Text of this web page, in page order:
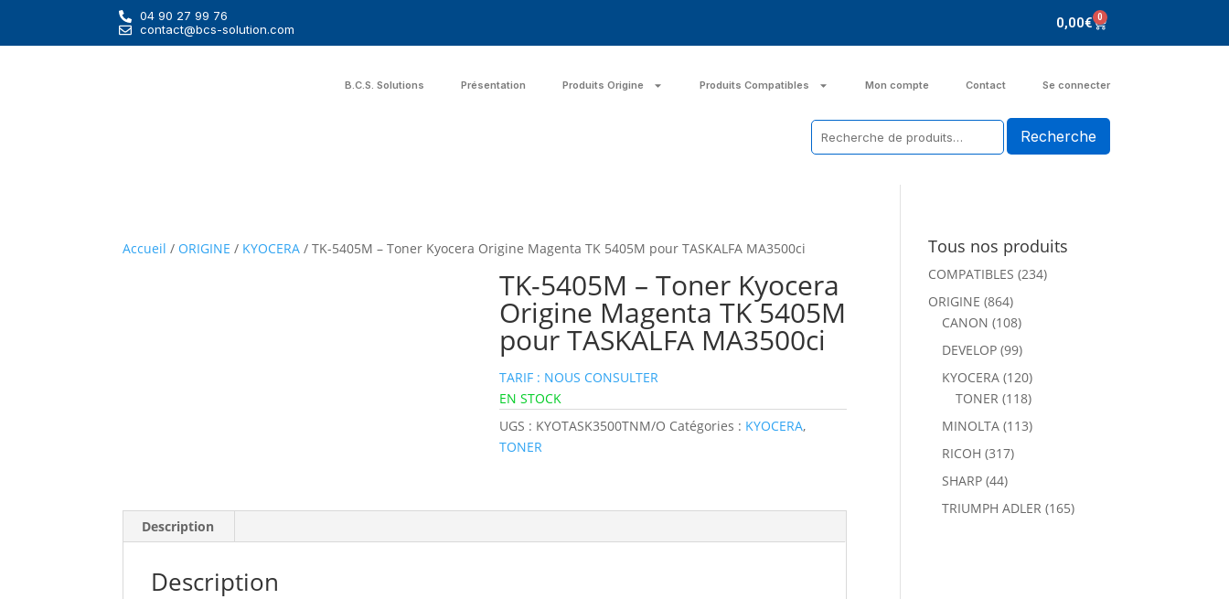
04 90 27 99 76
contact@bcs-solution.com
0,00€ 0
B.C.S. Solutions Présentation Produits Origine Produits Compatibles Mon compte Contact Se connecter
Accueil / ORIGINE / KYOCERA / TK-5405M – Toner Kyocera Origine Magenta TK 5405M pour TASKALFA MA3500ci
TK-5405M – Toner Kyocera
Origine Magenta TK 5405M
pour TASKALFA MA3500ci
TARIF : NOUS CONSULTER
EN STOCK
UGS : KYOTASK3500TNM/O Catégories : KYOCERA,
TONER
Description
Description
Tous nos produits
COMPATIBLES (234)
ORIGINE (864)
CANON (108)
DEVELOP (99)
KYOCERA (120)
TONER (118)
MINOLTA (113)
RICOH (317)
SHARP (44)
TRIUMPH ADLER (165)